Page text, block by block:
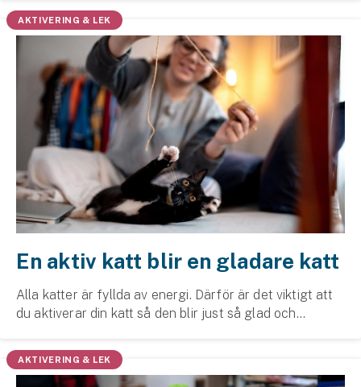
Fritidshusförsäkring
Företag
Företagsförsäkring
Bilförsäkring för företag
Släpvagnsförsäkring
Drönarförsäkring
För förmedlare
Här är några tips på hur du kan träna di...
AKTIVERING & LEK
En aktiv katt blir en gladare katt
Alla katter är fyllda av energi. Därför är det viktigt att
du aktiverar din katt så den blir just så glad och
enkla gör-det-själv tips.
AKTIVERING & LEK